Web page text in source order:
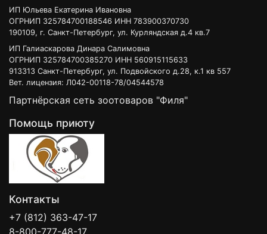
ИП Юльева Екатерина Ивановна
ОГРНИП 325784700188546 ИНН 783900370730
190109, г. Санкт-Петербург, ул. Курляндская д.4 кв.7
ИП Галиаскарова Динара Салимовна
ОГРНИП 325784700385270 ИНН 560915115633
913313 Санкт-Петербург, ул. Подвойского д.28, к.1 кв 557
Вет. лицензия: Л042-00118-78/04544578
Партнёрская сеть зоотоваров "Филя"
Помощь приюту
Контакты
+7 (812) 363-47-17
8-800-777-48-17